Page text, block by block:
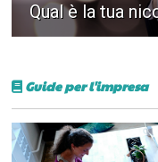
Qual è la tua
Guide per l'impresa